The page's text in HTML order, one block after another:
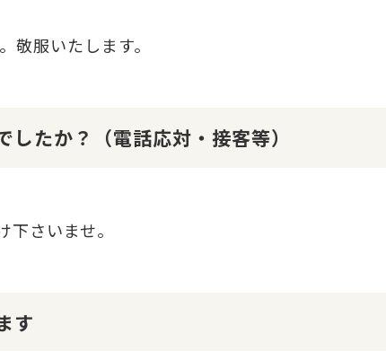
敬服いたします。
たか？（電話応対・接客等）
下さいませ。
す